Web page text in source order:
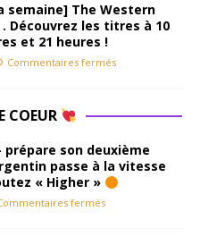
semaine] The Western
Découvrez les titres à 10
et 21 heures !
Commentaires fermés
COEUR
prépare son deuxième
passe à la vitesse
« Higher »
fermés